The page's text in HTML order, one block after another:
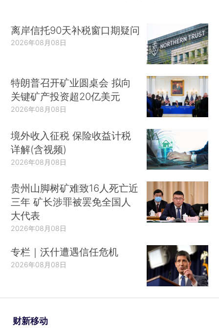
离岸信托90天补税窗口期疑问
2026年08月08日
特朗普召开矿业圆桌会 拟向
关键矿产投资超20亿美元
2026年08月08日
境外收入征税 保险收益计税
详解(含视频)
2026年08月08日
贵州山脚树矿难致16人死亡近
三年 矿长涉罪被罢免全国人
大代表
2026年08月08日
专栏｜沃什遭遇信任危机
2026年08月08日
财新移动